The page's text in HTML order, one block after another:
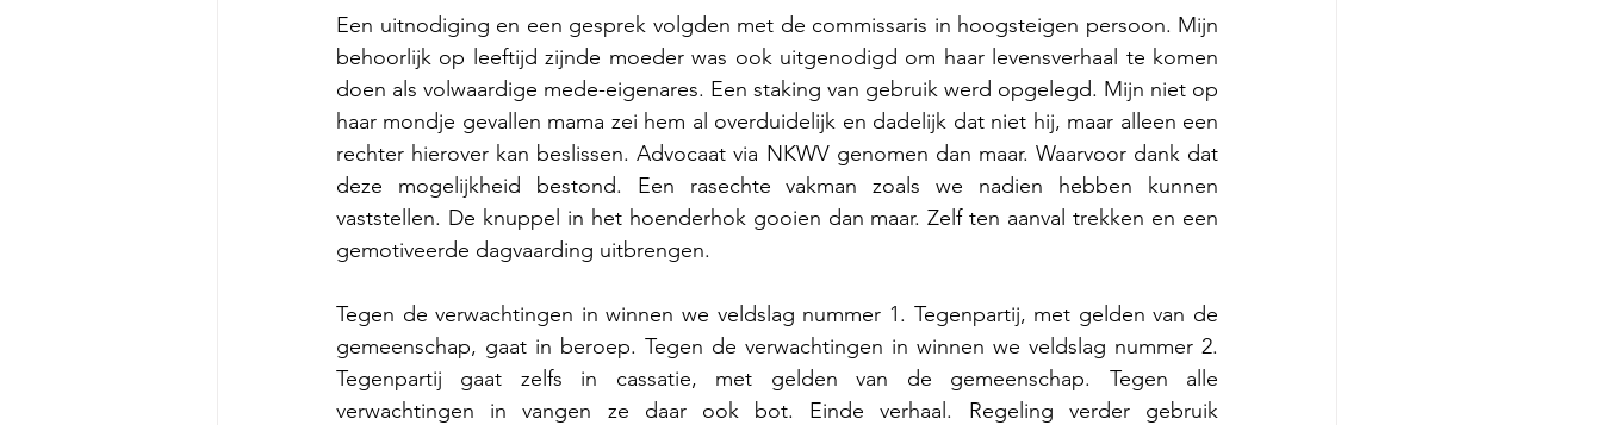
Een uitnodiging en een gesprek volgden met de commissaris in hoogsteigen persoon. Mijn
behoorlijk op leeftijd zijnde moeder was ook uitgenodigd om haar levensverhaal te komen
doen als volwaardige mede-eigenares. Een staking van gebruik werd opgelegd. Mijn niet op
haar mondje gevallen mama zei hem al overduidelijk en dadelijk dat niet hij, maar alleen een
rechter hierover kan beslissen. Advocaat via NKWV genomen dan maar. Waarvoor dank dat
deze mogelijkheid bestond. Een rasechte vakman zoals we nadien hebben kunnen
vaststellen. De knuppel in het hoenderhok gooien dan maar. Zelf ten aanval trekken en een
gemotiveerde dagvaarding uitbrengen.
Tegen de verwachtingen in winnen we veldslag nummer 1. Tegenpartij, met gelden van de
gemeenschap, gaat in beroep. Tegen de verwachtingen in winnen we veldslag nummer 2.
Tegenpartij gaat zelfs in cassatie, met gelden van de gemeenschap. Tegen alle
verwachtingen in vangen ze daar ook bot. Einde verhaal. Regeling verder gebruik